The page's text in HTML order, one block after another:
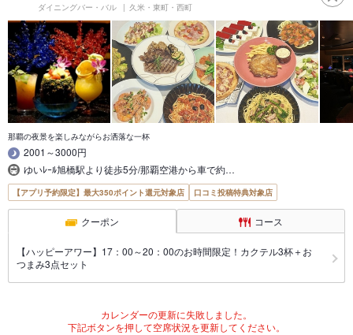
ダイニングバー・バル 久米・東町・西町
那覇の夜景を楽しみながらお洒落な一杯
2001～3000円
ゆいﾚｰﾙ旭橋駅より徒歩5分/那覇空港から車で約…
【アプリ予約限定】最大350ポイント還元対象店 口コミ投稿特典対象店
クーポン コース
【ハッピーアワー】17：00～20：00のお時間限定！カクテル3杯＋お
つまみ3点セット
カレンダーの更新に失敗しました。
下記ボタンを押して空席状況を更新してください。